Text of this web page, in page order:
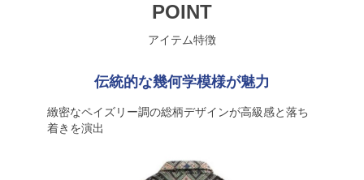
POINT
アイテム特徴
伝統的な幾何学模様が魅力
緻密なペイズリー調の総柄デザインが高級感と落ち
着きを演出